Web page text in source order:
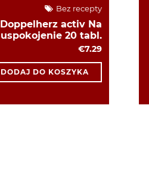
Bez recepty
Doppelherz activ Na
uspokojenie 20 tabl.
€7.29
DODAJ DO KOSZYKA